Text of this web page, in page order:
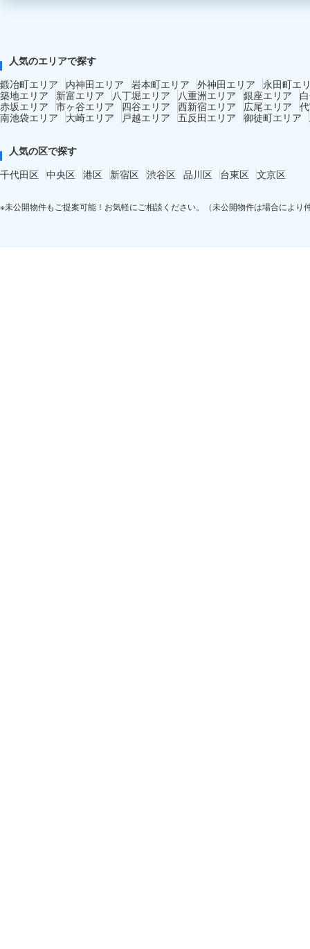
人気のエリアで探す
鍛冶町エリア
内神田エリア 岩本町エリア 外神田エリア
永田町エ
築地エリア
新富エリア 八丁堀エリア 八重洲エリア 銀座エリア
赤坂エリア 市ヶ谷エリア 四谷エリア 西新宿エリア 広尾エリア
南池袋エリア
大崎エリア 戸越エリア 五反田エリア 御徒町エリア
人気の区で探す
千代田区 中央区 港区 新宿区 渋谷区 品川区 台東区 文京区
※未公開物件もご提案可能！お気軽にご相談ください。（未公開物件は場合により